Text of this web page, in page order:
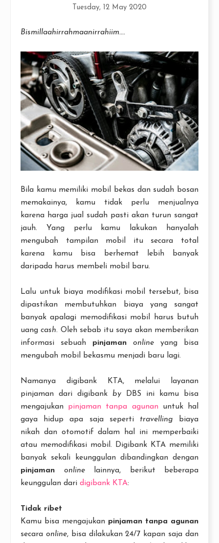
Tuesday, 12 May 2020
Bismillaahirrahmaanirrahiim....
Bila kamu memiliki mobil bekas dan sudah bosan
memakainya, kamu tidak perlu menjualnya
karena harga jual sudah pasti akan turun sangat
jauh. Yang perlu kamu lakukan hanyalah
mengubah tampilan mobil itu secara total
karena kamu bisa berhemat lebih banyak
daripada harus membeli mobil baru.
Lalu untuk biaya modifikasi mobil tersebut, bisa
dipastikan membutuhkan biaya yang sangat
banyak apalagi memodifikasi mobil harus butuh
uangcash. Oleh sebab itu saya akan memberikan
informasi sebuah pinjaman online yang bisa
mengubah mobil bekasmu menjadi baru lagi.
Namanya digibank KTA, melalui layanan
pinjaman dari digibank by DBS ini kamu bisa
mengajukan pinjaman tanpa agunanuntuk hal
gaya hidup apa saja seperti travelling biaya
nikah dan otomotif dalam hal ini memperbaiki
atau memodifikasi mobil. Digibank KTA memiliki
banyak sekali keunggulan dibandingkan dengan
pinjaman
onlinelainnya, berikut beberapa
keunggulan dari digibank KTA:
Tidak ribet
Kamu bisa mengajukan pinjaman tanpa agunan
secara online, bisa dilakukan 24/7 kapan saja dan